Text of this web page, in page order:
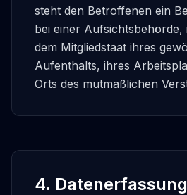
steht den Betroffenen ein
bei einer Aufsichtsbehörde,
dem Mitgliedstaat ihres
Aufenthalts, ihres
Orts des mutmaßlichen
4.